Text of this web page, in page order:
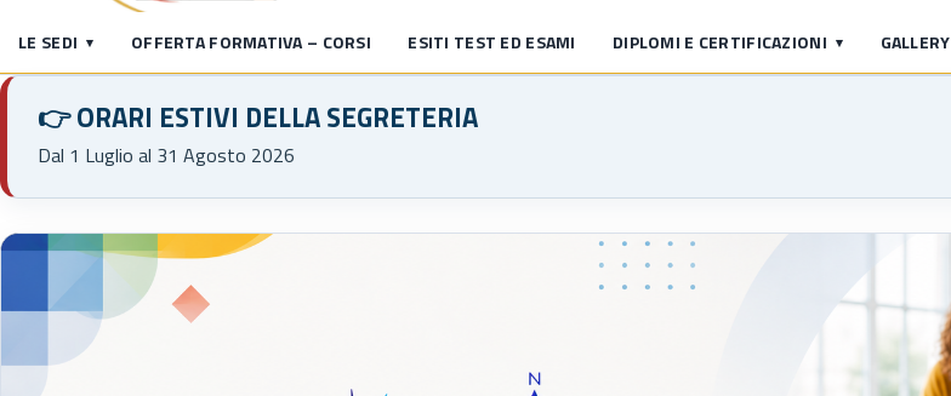
LE SEDI OFFERTA FORMATIVA – CORSI ESITI TEST ED ESAMI DIPLOMI E CERTIFICAZIONI GALLERY
👉 ORARI ESTIVI DELLA SEGRETERIA
Dal 1 Luglio al 31 Agosto 2026